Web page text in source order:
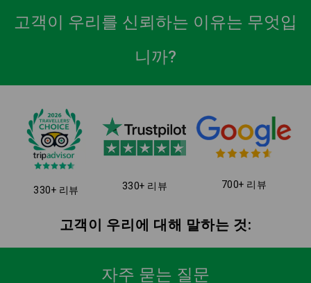
고객이 우리를 신뢰하는 이유는 무엇입
니까?
330+ 리뷰 330+ 리뷰 700+ 리뷰
고객이 우리에 대해 말하는 것:
자주 묻는 질문